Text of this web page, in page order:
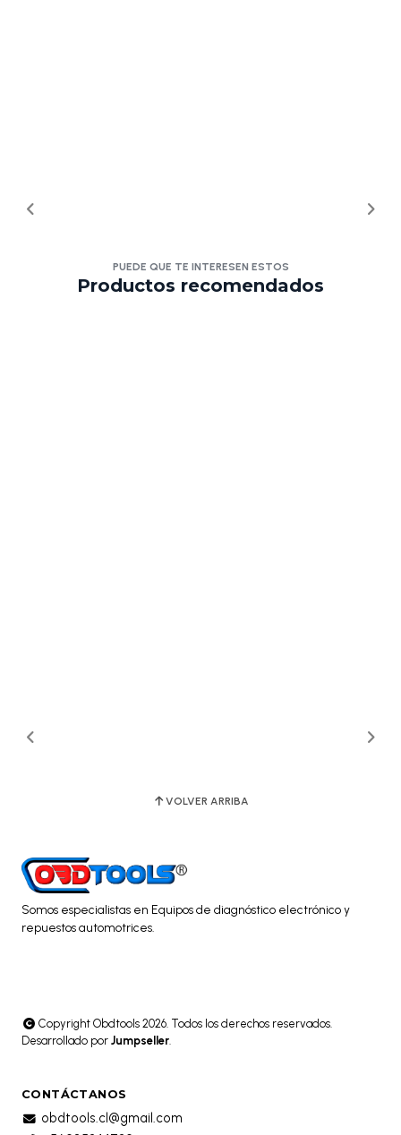
PUEDE QUE TE INTERESEN ESTOS
Productos recomendados
VOLVER ARRIBA
Somos especialistas en Equipos de diagnóstico electrónico y
repuestos automotrices.
Copyright Obdtools 2026. Todos los derechos reservados.
Desarrollado por Jumpseller.
CONTÁCTANOS
obdtools.cl@gmail.com